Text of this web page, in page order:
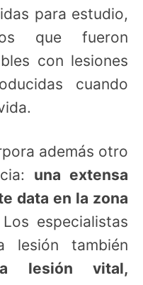
para estudio,
que fueron
con lesiones
cuando
además otro
una extensa
data en la zona
especialistas
lesión también
lesión vital,